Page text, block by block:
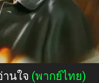
นใจ (พากย์ไทย)